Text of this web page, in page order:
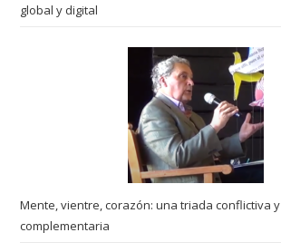
global y digital
Mente, vientre, corazón: una triada conflictiva y
complementaria